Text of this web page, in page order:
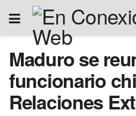
Maduro se
funcionario
Relaciones